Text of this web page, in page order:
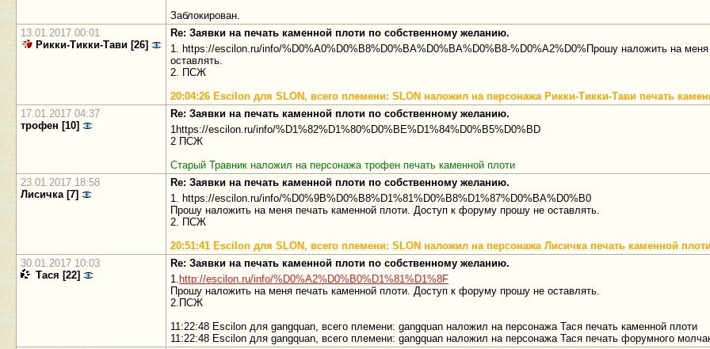
Заблокирован.
13.01.2017 00:01
Рикки-Тикки-Тави [26]
Re: Заявки на печать каменной плоти по собственному желанию.
1. https://escilon.ru/info/%D0%A0%D0%B8%D0%BA%D0%BA%D0%B8-%D0%A2%D0%Прошу наложить на
оставлять.
2. ПСЖ
20:04:26 Escilon для SLON, всего племени: SLON наложил на персонажа Рикки-Тикки-Тави печать
17.01.2017 04:37
трофен [10]
Re: Заявки на печать каменной плоти по собственному желанию.
1https://escilon.ru/info/%D1%82%D1%80%D0%BE%D1%84%D0%B5%D0%BD
2 ПСЖ
Старый Травник наложил на персонажа трофен печать каменной плоти
23.01.2017 18:58
Лисичка [7]
Re: Заявки на печать каменной плоти по собственному желанию.
1. https://escilon.ru/info/%D0%9B%D0%B8%D1%81%D0%B8%D1%87%D0%BA%D0%B0
Прошу наложить на меня печать каменной плоти. Доступ к форуму прошу не оставлять.
2. ПСЖ
20:51:41 Escilon для SLON, всего племени: SLON наложил на персонажа Лисичка печать каменной
30.01.2017 10:03
Тася [22]
Re: Заявки на печать каменной плоти по собственному желанию.
1. http://escilon.ru/info/%D0%A2%D0%B0%D1%81%D1%8F
Прошу наложить на меня печать каменной плоти. Доступ к форуму прошу не оставлять.
2.ПСЖ
11:22:48 Escilon для gangquan, всего племени: gangquan наложил на персонажа Тася печать каменной плоти
11:22:48 Escilon для gangquan, всего племени: gangquan наложил на персонажа Тася печать форумного